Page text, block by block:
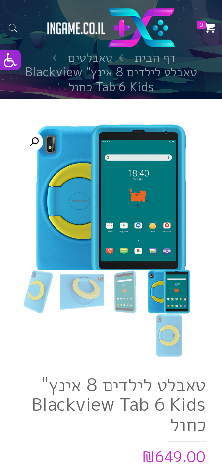
0
דף הבית
טאבלטים
טאבלט לילדים 8 אינץ" Blackview
Tab 6 Kids כחול
טאבלט לילדים 8 אינץ"
Blackview Tab 6 Kids
כחול
₪649.00